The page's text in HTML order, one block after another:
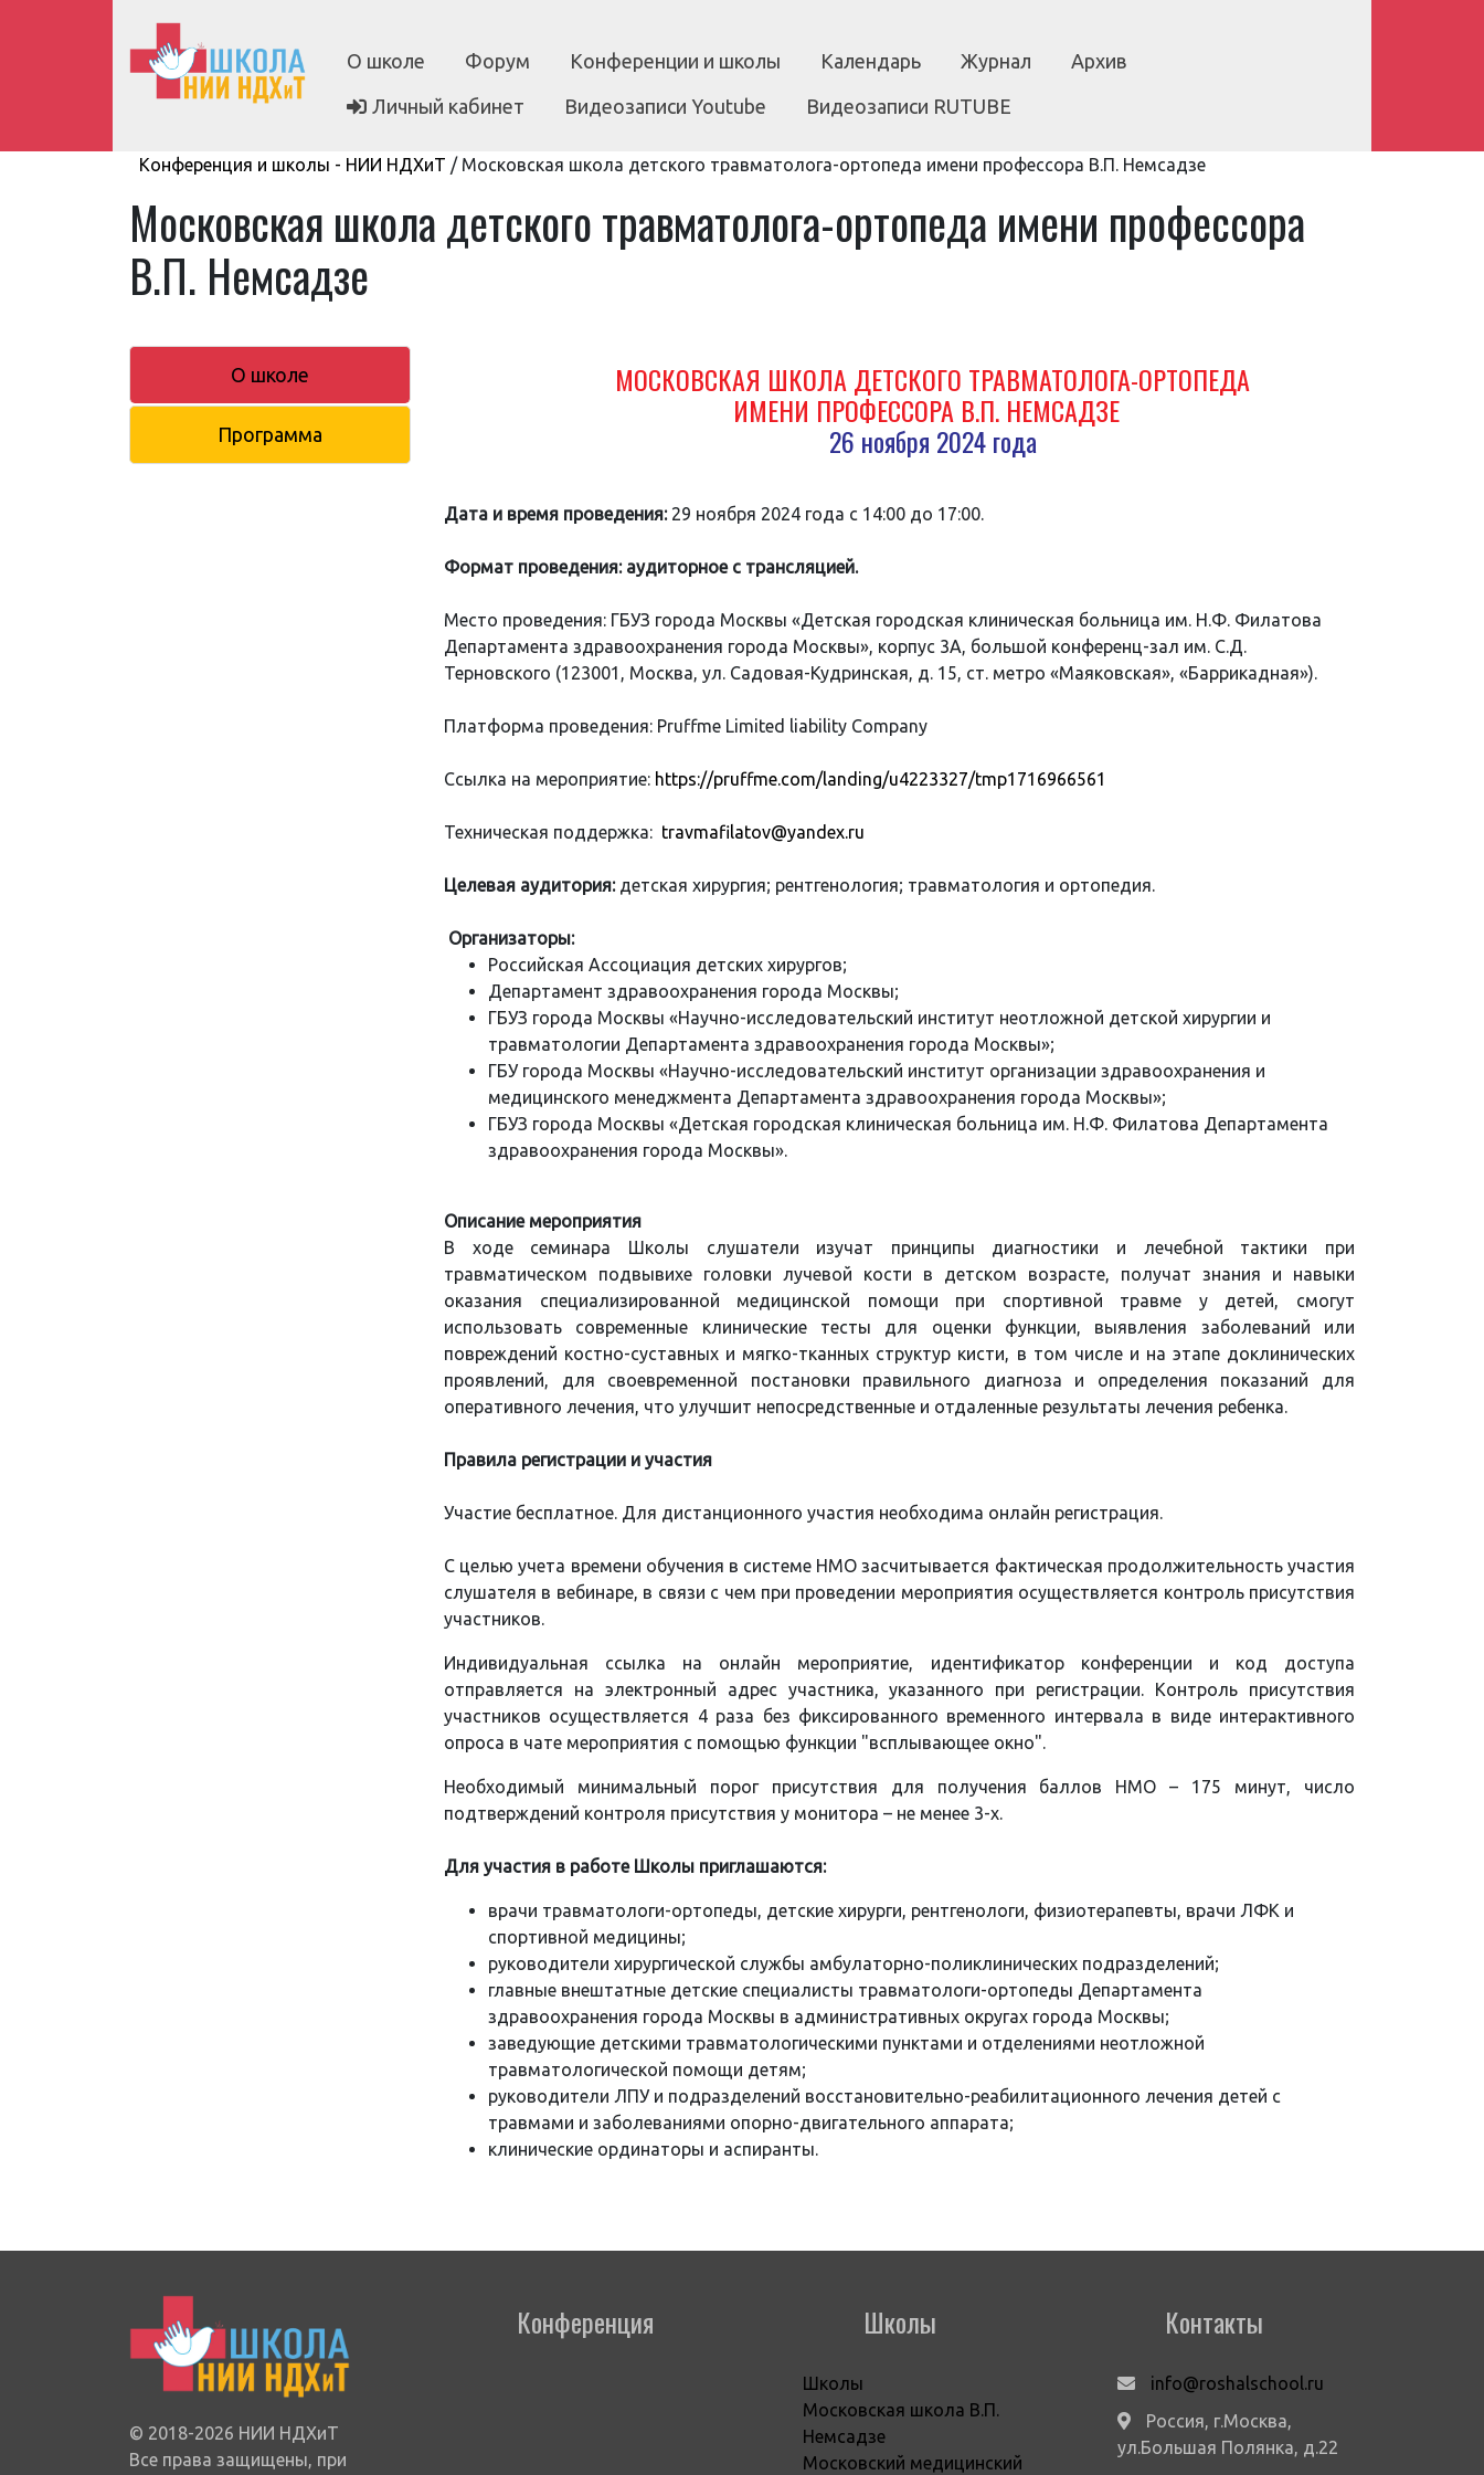
О школе Форум Конференции и школы Календарь Журнал Архив
Личный кабинет Видеозаписи Youtube Видеозаписи RUTUBE
Конференция и школы - НИИ НДХиТ / Московская школа детского травматолога-ортопеда имени профессора В.П. Немсадзе
Московская школа детского травматолога-ортопеда имени профессора
В.П. Немсадзе
О школе
Программа
МОСКОВСКАЯ ШКОЛА ДЕТСКОГО ТРАВМАТОЛОГА-ОРТОПЕДА
ИМЕНИ ПРОФЕССОРА В.П. НЕМСАДЗЕ
26 ноября 2024 года
Дата и время проведения:29 ноября 2024 года с 14:00 до 17:00.
Формат проведения: аудиторное с трансляцией.
Место проведения: ГБУЗ города Москвы «Детская городская клиническая больница им. Н.Ф. Филатова
Департамента здравоохранения города Москвы», корпус 3А, большой конференц-зал им. С.Д.
Терновского (123001, Москва, ул. Садовая-Кудринская, д. 15, ст. метро «Маяковская», «Баррикадная»).
Платформа проведения: Pruffme Limited liability Company
Ссылка на мероприятие: https://pruffme.com/landing/u4223327/tmp1716966561
Техническая поддержка: travmafilatov@yandex.ru
Целевая аудитория: детская хирургия; рентгенология; травматология и ортопедия.
Организаторы:
Российская Ассоциация детских хирургов;
Департамент здравоохранения города Москвы;
ГБУЗ города Москвы «Научно-исследовательский институт неотложной детской хирургии и
травматологии Департамента здравоохранения города Москвы»;
ГБУ города Москвы «Научно-исследовательский институт организации здравоохранения и
медицинского менеджмента Департамента здравоохранения города Москвы»;
ГБУЗ города Москвы «Детская городская клиническая больница им. Н.Ф. Филатова Департамента
здравоохранения города Москвы».
Описание мероприятия
В ходе семинара Школы слушатели изучат принципы диагностики и лечебной тактики при
травматическом подвывихе головки лучевой кости в детском возрасте, получат знания и навыки
оказания специализированной медицинской помощи при спортивной травме у детей, смогут
использовать современные клинические тесты для оценки функции, выявления заболеваний или
повреждений костно-суставных и мягко-тканных структур кисти, в том числе и на этапе доклинических
проявлений, для своевременной постановки правильного диагноза и определения показаний для
оперативного лечения, что улучшит непосредственные и отдаленные результаты лечения ребенка.
Правила регистрации и участия
Участие бесплатное. Для дистанционного участия необходима онлайн регистрация.
С целью учета времени обучения в системе НМО засчитывается фактическая продолжительность участия
слушателя в вебинаре, в связи с чем при проведении мероприятия осуществляется контроль присутствия
участников.
Индивидуальная ссылка на онлайн мероприятие, идентификатор конференции и код доступа
отправляется на электронный адрес участника, указанного при регистрации. Контроль присутствия
участников осуществляется 4 раза без фиксированного временного интервала в виде интерактивного
опроса в чате мероприятия с помощью функции "всплывающее окно".
Необходимый минимальный порог присутствия для получения баллов НМО – 175 минут, число
подтверждений контроля присутствия у монитора – не менее 3-х.
Для участия в работе Школы приглашаются:
врачи травматологи-ортопеды, детские хирурги, рентгенологи, физиотерапевты, врачи ЛФК и
спортивной медицины;
руководители хирургической службы амбулаторно-поликлинических подразделений;
главные внештатные детские специалисты травматологи-ортопеды Департамента
здравоохранения города Москвы в административных округах города Москвы;
заведующие детскими травматологическими пунктами и отделениями неотложной
травматологической помощи детям;
руководители ЛПУ и подразделений восстановительно-реабилитационного лечения детей с
травмами и заболеваниями опорно-двигательного аппарата;
клинические ординаторы и аспиранты.
© 2018-2026 НИИ НДХиТ
Все права защищены, при
Конференция Школы
Школы
Московская школа В.П.
Немсадзе
Московский медицинский
Контакты
info@roshalschool.ru
Россия, г.Москва,
ул.Большая Полянка, д.22